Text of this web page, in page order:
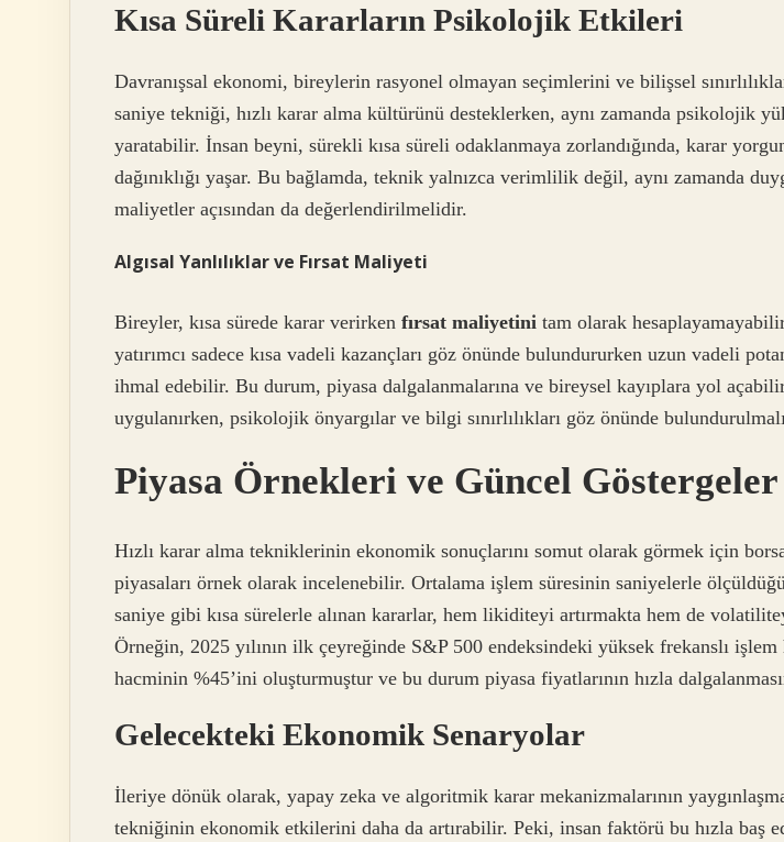
Kısa Süreli Kararların Psikolojik Etkileri
Davranışsal ekonomi, bireylerin rasyonel olmayan seçimlerini ve bilişsel
saniye tekniği, hızlı karar alma kültürünü desteklerken, aynı zamanda psikolojik
yaratabilir. İnsan beyni, sürekli kısa süreli odaklanmaya zorlandığında, karar
dağınıklığı yaşar. Bu bağlamda, teknik yalnızca verimlilik değil, aynı zamanda
maliyetler açısından da değerlendirilmelidir.
Algısal Yanlılıklar ve Fırsat Maliyeti
Bireyler, kısa sürede karar verirken fırsat maliyetini tam olarak
yatırımcı sadece kısa vadeli kazançları göz önünde bulundururken uzun vadeli
ihmal edebilir. Bu durum, piyasa dalgalanmalarına ve bireysel kayıplara yol
uygulanırken, psikolojik önyargılar ve bilgi sınırlılıkları göz önünde
Piyasa Örnekleri ve Güncel Göstergeler
Hızlı karar alma tekniklerinin ekonomik sonuçlarını somut olarak görmek için
piyasaları örnek olarak incelenebilir. Ortalama işlem süresinin saniyelerle
saniye gibi kısa sürelerle alınan kararlar, hem likiditeyi artırmakta hem de
Örneğin, 2025 yılının ilk çeyreğinde S&P 500 endeksindeki yüksek frekanslı
hacminin %45’ini oluşturmuştur ve bu durum piyasa fiyatlarının hızla
Gelecekteki Ekonomik Senaryolar
İleriye dönük olarak, yapay zeka ve algoritmik karar mekanizmalarının
tekniğinin ekonomik etkilerini daha da artırabilir. Peki, insan faktörü bu hızla baş